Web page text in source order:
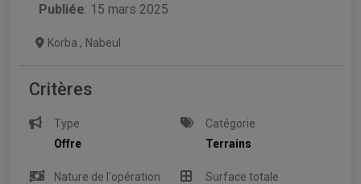
Publiée: 15 mars 2025
Korba , Nabeul
Critères
Type
Offre
Catégorie
Terrains
Nature de l'opération
Surface totale